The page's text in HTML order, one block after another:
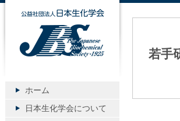
若手
公益社団法人
ホーム
日本生化学会について